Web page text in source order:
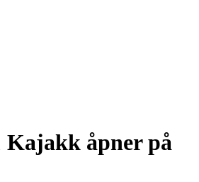
åpner på